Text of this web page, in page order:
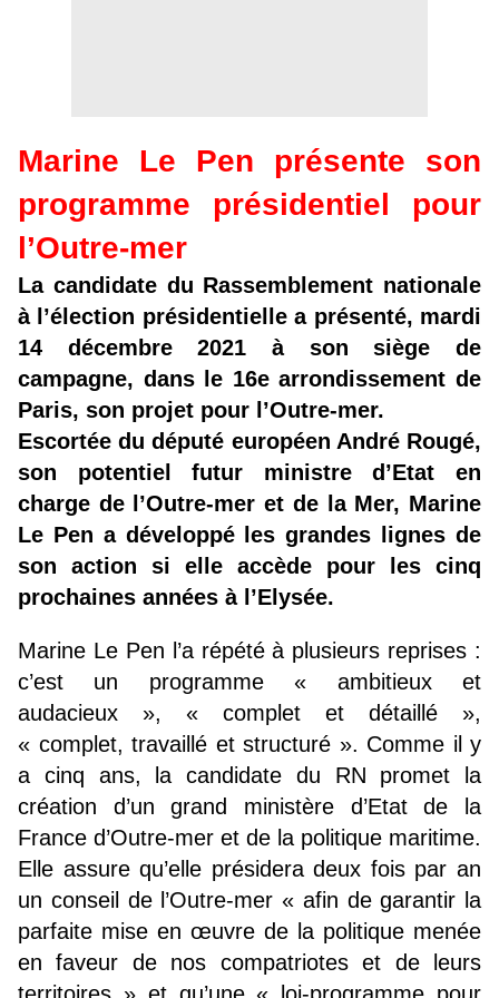
Marine Le Pen présente son
programme présidentiel pour
l’Outre-mer
La candidate du Rassemblement nationale
à l’élection présidentielle a présenté, mardi
14 décembre 2021 à son siège de
campagne, dans le 16e arrondissement de
Paris, son projet pour l’Outre-mer.
Escortée du député européen André Rougé,
son potentiel futur ministre d’Etat en
charge de l’Outre-mer et de la Mer, Marine
Le Pen a développé les grandes lignes de
son action si elle accède pour les cinq
prochaines années à l’Elysée.
Marine Le Pen l’a répété à plusieurs reprises :
c’est un programme « ambitieux et
audacieux », « complet et détaillé »,
« complet, travaillé et structuré ». Comme il y
a cinq ans, la candidate du RN promet la
création d’un grand ministère d’Etat de la
France d’Outre-mer et de la politique maritime.
Elle assure qu’elle présidera deux fois par an
un conseil de l’Outre-mer « afin de garantir la
parfaite mise en œuvre de la politique menée
en faveur de nos compatriotes et de leurs